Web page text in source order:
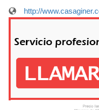
http://